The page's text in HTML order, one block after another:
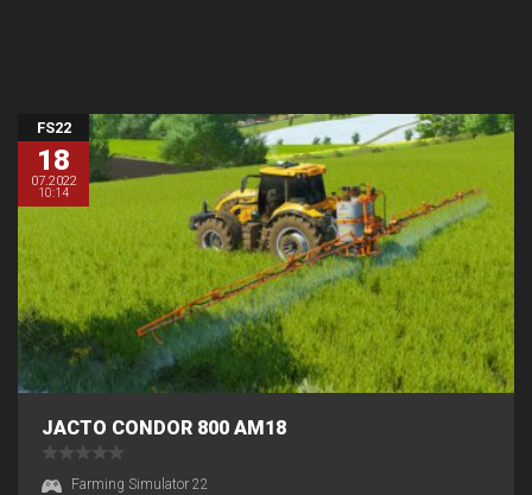
FS22
18
07.2022
10:14
JACTO CONDOR 800 AM18
Farming Simulator 22